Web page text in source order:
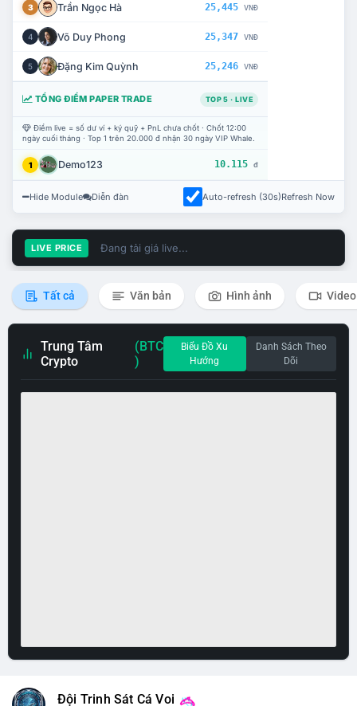
3 Trần Ngọc Hà 25,445 VNĐ
4 Võ Duy Phong 25,347 VNĐ
5 Đặng Kim Quỳnh 25,246 VNĐ
TỔNG ĐIỂM PAPER TRADE TOP 5 · LIVE
Điểm live = số dư ví + ký quỹ + PnL chưa chốt · Chốt 12:00
ngày cuối tháng · Top 1 trên 20.000 đ nhận 30 ngày VIP Whale.
1 Demo123 10.115 đ
Hide Module Diễn đàn Auto-refresh (30s)Refresh Now
LIVE PRICE Đang tải giá live...
Tất cả Văn bản Hình ảnh Video
Trung Tâm
Crypto
(BTC
)
Biểu Đồ Xu
Hướng
Danh Sách Theo
Dõi
Đội Trinh Sát Cá Voi